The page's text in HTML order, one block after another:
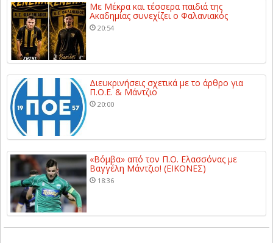
Με Μέκρα και τέσσερα παιδιά της
Ακαδημίας συνεχίζει ο Φαλανιακός
20:54
Διευκρινήσεις σχετικά με το άρθρο για
Π.Ο.Ε. & Μάντζιο
20:00
«Βόμβα» από τον Π.Ο. Ελασσόνας με
Βαγγέλη Μάντζιο! (ΕΙΚΟΝΕΣ)
18:36